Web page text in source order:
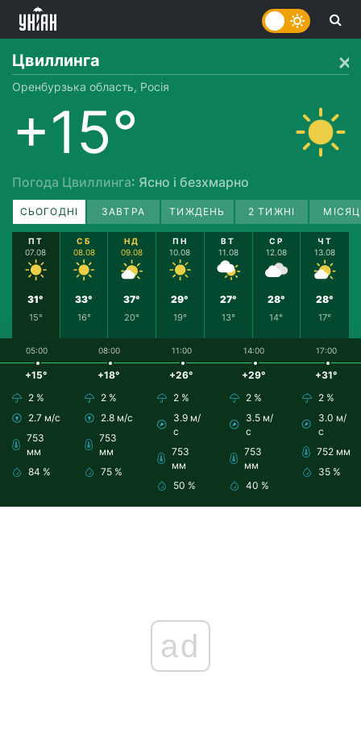
Цвиллинга
Оренбурзька область, Росія
+15°
Погода Цвиллинга: Ясно і безхмарно
СЬОГОДНІ ЗАВТРА ТИЖДЕНЬ 2 ТИЖНІ
ПТ
07.08
31°
15°
СБ
08.08
33°
16°
НД
09.08
37°
20°
ПН
10.08
29°
19°
ВТ
11.08
27°
13°
СР
12.08
28°
14°
ЧТ
13.08
28°
17°
05:00
+15°
2 %
2.7 м/с
753
мм
84 %
08:00
+18°
2 %
2.8 м/с
753
мм
75 %
11:00
+26°
2 %
3.9 м/
с
753
мм
50 %
14:00
+29°
2 %
3.5 м/
с
753
мм
40 %
17:00
+31°
2 %
3.0 м/
с
752 мм
35 %
ad